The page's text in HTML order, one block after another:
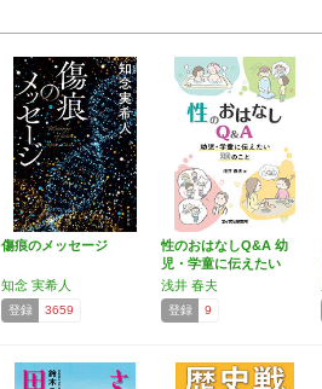
傷痕のメッセージ
知念 実希人
登録 3659
性のおはなしQ&A 幼
児・学童に伝えたい
30…
浅井 春夫
登録 9